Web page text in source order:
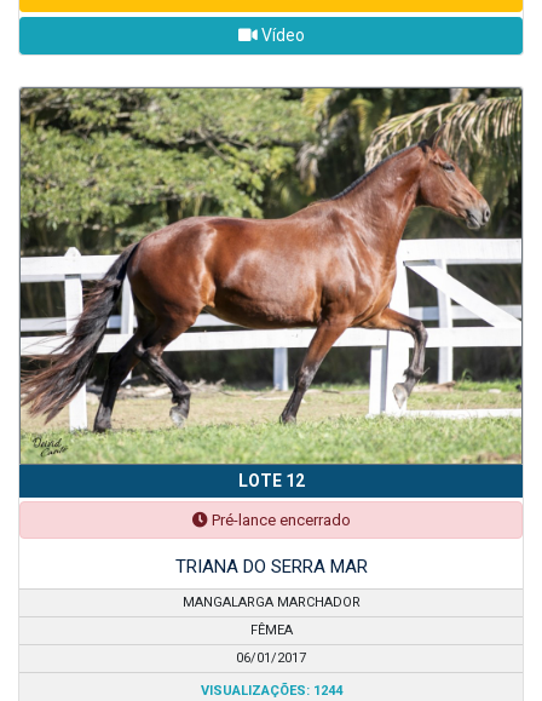
Vídeo
LOTE 12
Pré-lance encerrado
TRIANA DO SERRA MAR
MANGALARGA MARCHADOR
FÊMEA
06/01/2017
VISUALIZAÇÕES: 1244